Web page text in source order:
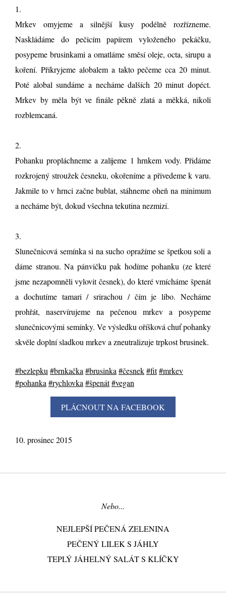
1.
Mrkev omyjeme a silnější kusy podélně rozřízneme.
Naskládáme do pečicím papírem vyloženého pekáčku,
posypeme brusinkami a omatláme směsí oleje, octa, sirupu a
koření. Přikryjeme alobalem a takto pečeme cca 20 minut.
Poté alobal sundáme a necháme dalších 20 minut dopéct.
Mrkev by měla být ve finále pěkně zlatá a měkká, nikoli
rozblemcaná.
2.
Pohanku propláchneme a zalijeme 1 hrnkem vody. Přidáme
rozkrojený stroužek česneku, okořeníme a přivedeme k varu.
Jakmile to v hrnci začne bublat, stáhneme oheň na minimum
a necháme být, dokud všechna tekutina nezmizí.
3.
Slunečnicová semínka si na sucho opražíme se špetkou soli a
dáme stranou. Na pánvičku pak hodíme pohanku (ze které
jsme nezapomněli vylovit česnek), do které vmícháme špenát
a dochutíme tamari / srirachou / čím je libo. Necháme
prohřát, naservírujeme na pečenou mrkev a posypeme
slunečnicovými semínky. Ve výsledku oříšková chuť pohanky
skvěle doplní sladkou mrkev a zneutralizuje trpkost brusinek.
#bezlepku #brnkačka #brusinka #česnek#fit#mrkev
#pohanka #rychlovka #špenát#vegan
10. prosinec 2015
Nebo...
NEJLEPŠÍ PEČENÁ ZELENINA
PEČENÝ LILEK S JÁHLY
TEPLÝ JÁHELNÝ SALÁT S KLÍČKY